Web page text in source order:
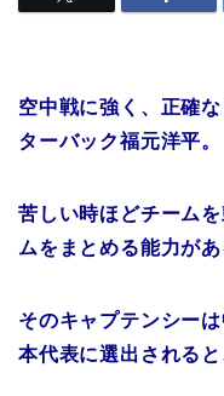
空中戦に強く、正確
ターバック福元洋平。
苦しい時ほどチーム
ムをまとめる能力があ
そのキャプテンシー
本代表に選出される